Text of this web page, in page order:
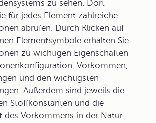
zu sehen. Dort
für jedes Element zahlreiche
abrufen. Durch Klicken auf
Elementsymbole erhalten Sie
zu wichtigen Eigenschaften
Vorkommen,
und den wichtigsten
Außerdem sind jeweils die
Stoffkonstanten und die
des Vorkommens in der Natur